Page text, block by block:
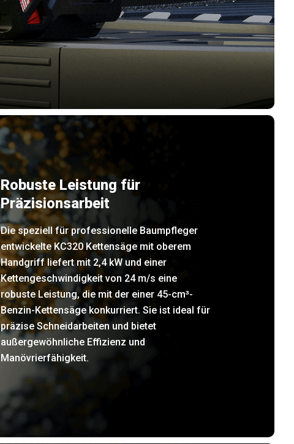
Robuste Leistung für
Präzisionsarbeit
Die speziell für professionelle Baumpfleger
entwickelte KC320 Kettensäge mit oberem
Handgriff liefert mit 2,4 kW und einer
Kettengeschwindigkeit von 24 m/s eine
robuste Leistung, die mit der einer 45-cm³-
Benzin-Kettensäge konkurriert. Sie ist ideal für
präzise Schneidarbeiten und bietet
außergewöhnliche Effizienz und
Manövrierfähigkeit.